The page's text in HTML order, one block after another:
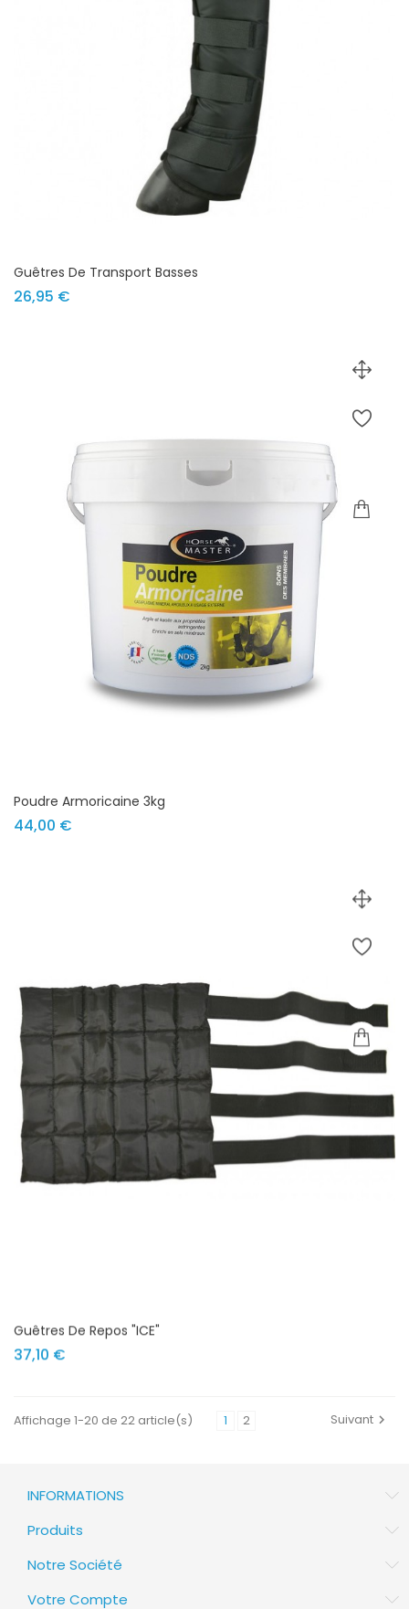
Guêtres De Transport Basses
26,95 €
Poudre Armoricaine 3kg
44,00 €
Guêtres De Repos "ICE"
37,10 €
Affichage 1-20 de 22 article(s) 1 2 Suivant 
INFORMATIONS
Produits
Notre Société
Votre Compte